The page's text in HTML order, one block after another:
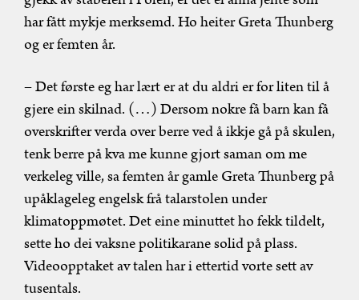
har fått mykje merksemd. Ho heiter Greta Thunberg
og er femten år.
– Det første eg har lært er at du aldri er for liten til å
gjere ein skilnad. (…) Dersom nokre få barn kan få
overskrifter verda over berre ved å ikkje gå på skulen,
tenk berre på kva me kunne gjort saman om me
verkeleg ville, sa femten år gamle Greta Thunberg på
upåklageleg engelsk frå talarstolen under
klimatoppmøtet. Det eine minuttet ho fekk tildelt,
sette ho dei vaksne politikarane solid på plass.
Videoopptaket av talen har i ettertid vorte sett av
tusentals.